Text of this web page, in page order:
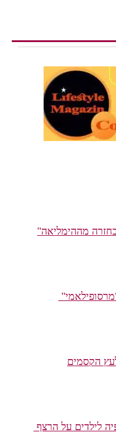
מההימליאה"
הקסמים
לילדים על הרצף